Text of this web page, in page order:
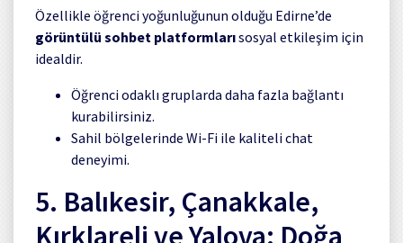
Özellikle öğrenci yoğunluğunun olduğu Edirne’de
görüntülü sohbet platformlarısosyal etkileşim için
idealdir.
Öğrenci odaklı gruplarda daha fazla bağlantı
kurabilirsiniz.
Sahil bölgelerinde Wi-Fi ile kaliteli chat
deneyimi.
5. Balıkesir, Çanakkale,